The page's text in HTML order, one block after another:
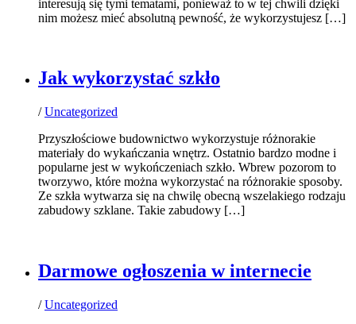
interesują się tymi tematami, ponieważ to w tej chwili dzięki
nim możesz mieć absolutną pewność, że wykorzystujesz […]
Jak wykorzystać szkło
/Uncategorized
Przyszłościowe budownictwo wykorzystuje różnorakie
materiały do wykańczania wnętrz. Ostatnio bardzo modne i
popularne jest w wykończeniach szkło. Wbrew pozorom to
tworzywo, które można wykorzystać na różnorakie sposoby.
Ze szkła wytwarza się na chwilę obecną wszelakiego rodzaju
zabudowy szklane. Takie zabudowy […]
Darmowe ogłoszenia w internecie
/Uncategorized